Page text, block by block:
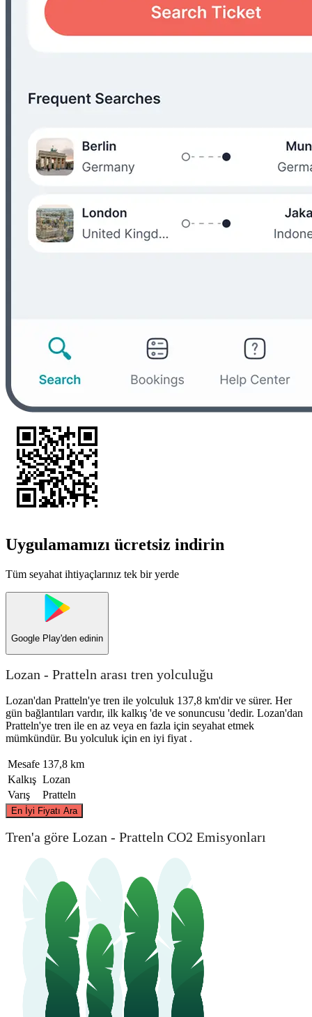
Uygulamamızı ücretsiz indirin
Tüm seyahat ihtiyaçlarınız tek bir yerde
Google Play'den edinin
Lozan - Pratteln arası tren yolculuğu
Lozan'dan Pratteln'ye tren ile yolculuk 137,8 km'dir ve sürer. Her
gün bağlantıları vardır, ilk kalkış 'de ve sonuncusu 'dedir. Lozan'dan
Pratteln'ye tren ile en az veya en fazla için seyahat etmek
mümkündür. Bu yolculuk için en iyi fiyat .
Mesafe 137,8 km
Kalkış Lozan
Varış
Pratteln
En İyi Fiyatı Ara
Lausanne
Tren'a göre Lozan - Pratteln CO2 Emisyonları